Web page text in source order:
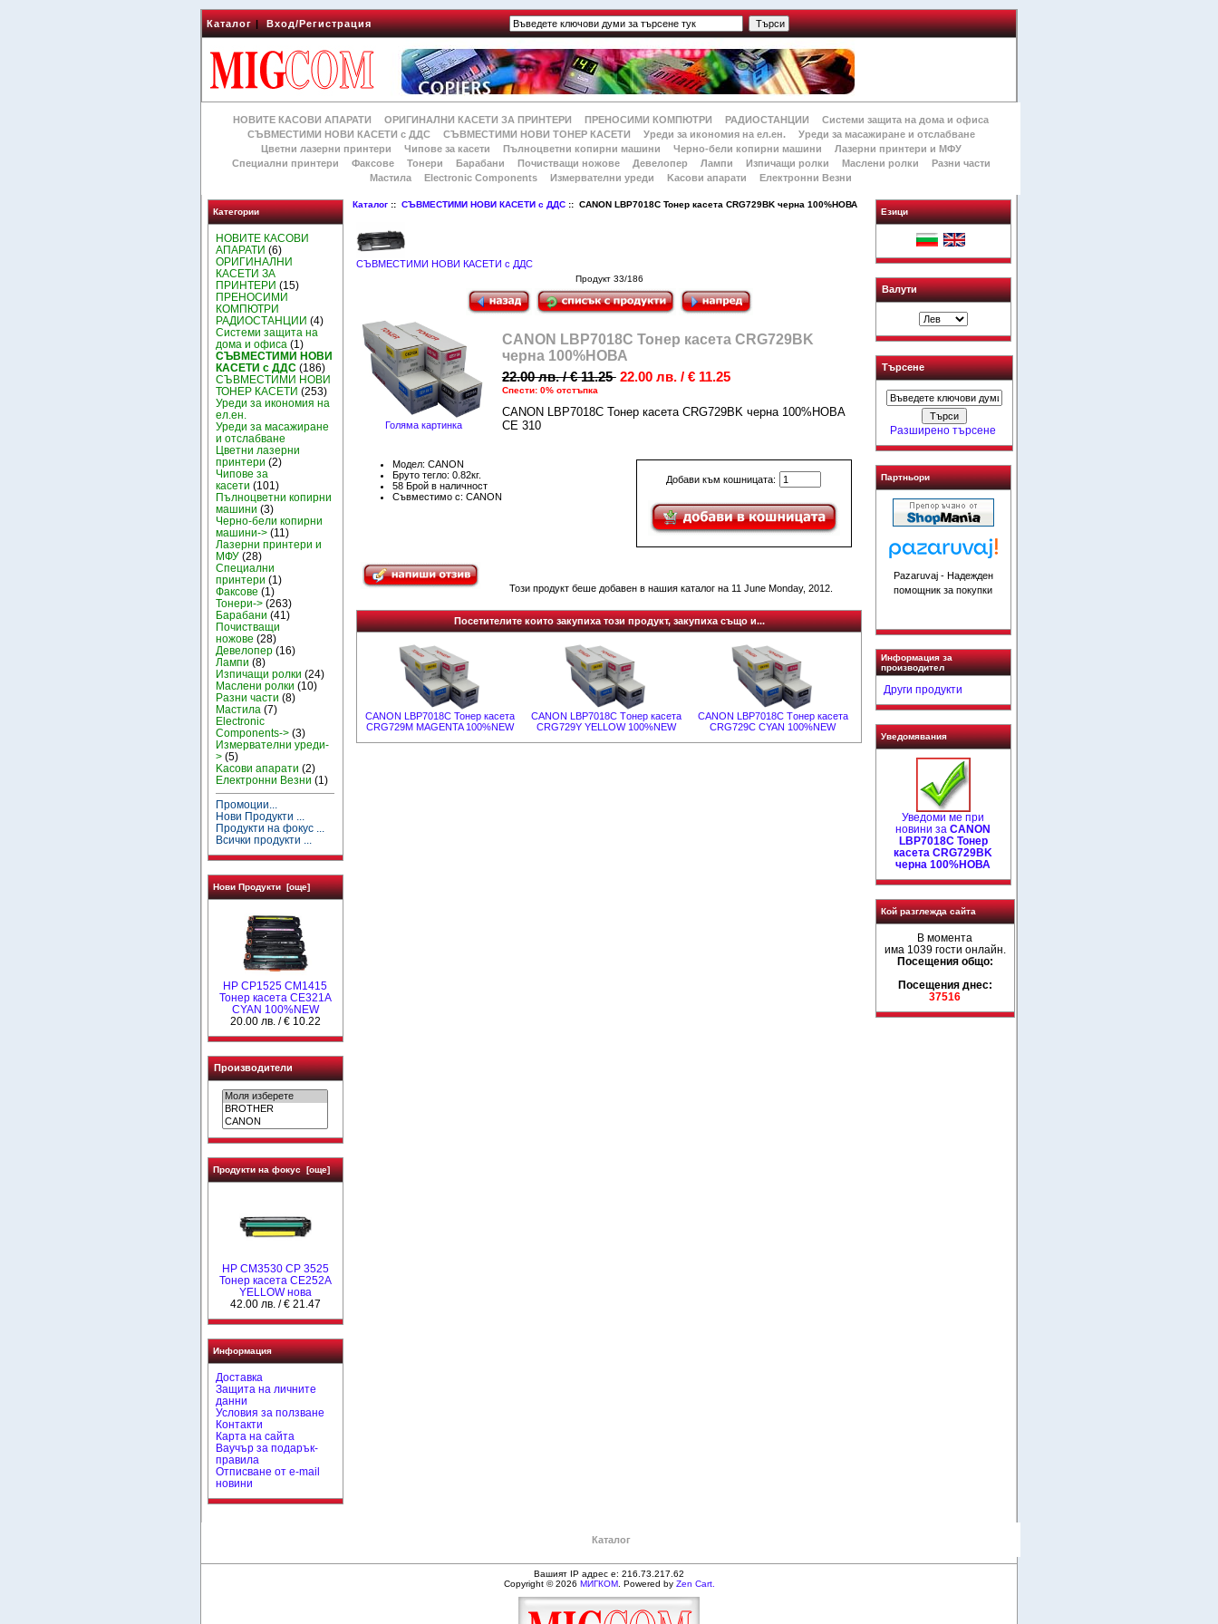
Каталог|Вход/Регистрация
НОВИТЕ КАСОВИ АПАРАТИ ОРИГИНАЛНИ КАСЕТИ ЗА ПРИНТЕРИ ПРЕНОСИМИ КОМПЮТРИ РАДИОСТАНЦИИ
Системи защита на дома и офиса
СЪВМЕСТИМИ НОВИ КАСЕТИ с ДДС
СЪВМЕСТИМИ НОВИ ТОНЕР КАСЕТИ Уреди за икономия на ел.ен.
Уреди за масажиране и отслабване
Цветни лазерни принтери
Чипове за касети Пълноцветни копирни машини Черно-бели копирни машини
Лазерни принтери и МФУ
Специални принтери
Факсове Тонери Барабани Почистващи ножове Девелопер Лампи Изпичащи ролки Маслени ролки
Разни части
Мастила
Electronic Components Измервателни уреди Kасови апарати Електронни Везни
Категории
НОВИТЕ КАСОВИ
АПАРАТИ (6)
ОРИГИНАЛНИ
КАСЕТИ ЗА
ПРИНТЕРИ (15)
ПРЕНОСИМИ
КОМПЮТРИ
РАДИОСТАНЦИИ (4)
Системи защита на
дома и офиса (1)
СЪВМЕСТИМИ НОВИ
КАСЕТИ с ДДС (186)
СЪВМЕСТИМИ НОВИ
ТОНЕР КАСЕТИ (253)
Уреди за икономия на
ел.ен.
Уреди за масажиране
и отслабване
Цветни лазерни
принтери (2)
Чипове за
касети (101)
Пълноцветни копирни
машини (3)
Черно-бели копирни
машини-> (11)
Лазерни принтери и
МФУ (28)
Специални
принтери (1)
Факсове (1)
Тонери-> (263)
Барабани (41)
Почистващи
ножове (28)
Девелопер (16)
Лампи (8)
Изпичащи ролки (24)
Маслени ролки (10)
Разни части (8)
Мастила (7)
Electronic
Components-> (3)
Измервателни уреди-
> (5)
Kасови апарати (2)
Електронни Везни (1)
Промоции...
Нови Продукти ...
Продукти на фокус ...
Всички продукти ...
Нови Продукти [още]
HP CP1525 CM1415
Тонер касета CE321A
CYAN 100%NEW
20.00 лв. / € 10.22
Производители
Продукти на фокус [още]
HP CM3530 CP 3525
Тонер касета CE252A
YELLOW нова
42.00 лв. / € 21.47
Информация
Доставка
Защита на личните
данни
Условия за ползване
Контакти
Карта на сайта
Ваучър за подарък-
правила
Отписване от e-mail
новини
Каталог ::СЪВМЕСТИМИ НОВИ КАСЕТИ с ДДС :: CANON LBP7018C Тонер касета CRG729BK черна 100%НОВА
СЪВМЕСТИМИ НОВИ КАСЕТИ с ДДС
Продукт 33/186
Голяма картинка
CANON LBP7018C Тонер касета CRG729BK
черна 100%НОВА
22.00 лв. / € 11.25 22.00 лв. / € 11.25
Спести: 0% отстъпка
CANON LBP7018C Тонер касета CRG729BK черна 100%НОВА
CE 310
Добави към кошницата:
Модел: CANON
Бруто тегло: 0.82кг.
58 Брой в наличност
Съвместимо с: CANON
Този продукт беше добавен в нашия каталог на 11 June Monday, 2012.
Посетителите които закупиха този продукт, закупиха също и...
CANON LBP7018C Тонер касета
CRG729M MAGENTA 100%NEW
CANON LBP7018C Tонер касета
CRG729Y YELLOW 100%NEW
CANON LBP7018C Tонер касета
CRG729C CYAN 100%NEW
Езици
Валути
Търсене
Разширено търсене
Партньори
Pazaruvaj - Надежден
помощник за покупки
Информация за
производител
Други продукти
Уведомявания
Уведоми ме при
новини за CANON
LBP7018C Тонер
касета CRG729BK
черна 100%НОВА
Кой разглежда сайта
В момента
има 1039 гости онлайн.
Посещения общо:
Посещения днес:
37516
Каталог
Вашият IP адрес е: 216.73.217.62
Copyright © 2026 МИГКОМ. Powered by Zen Cart.